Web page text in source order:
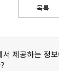
목록
서 제공하는 정